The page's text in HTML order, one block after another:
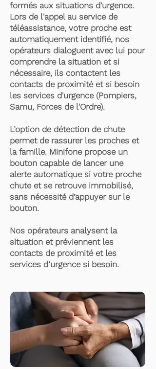
formés aux situations d'urgence.
Lors de l'appel au service de
téléassistance, votre proche est
automatiquement identifié, nos
opérateurs dialoguent avec lui pour
comprendre la situation et si
nécessaire, ils contactent les
contacts de proximité et si besoin
les services d'urgence (Pompiers,
Samu, Forces de l'Ordre).
L’option de détection de chute
permet de rassurer les proches et
la famille. Minifone propose un
bouton capable de lancer une
alerte automatique si votre proche
chute et se retrouve immobilisé,
sans nécessité d’appuyer sur le
bouton.
Nos opérateurs analysent la
situation et préviennent les
contacts de proximité et les
services d’urgence si besoin.